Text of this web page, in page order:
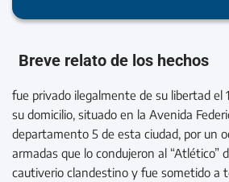
Breve relato de los hechos
fue privado ilegalmente de su libertad el
su domicilio, situado en la Avenida
departamento 5 de esta ciudad, por un
armadas que lo condujeron al “Atlético”
cautiverio clandestino y fue sometido a